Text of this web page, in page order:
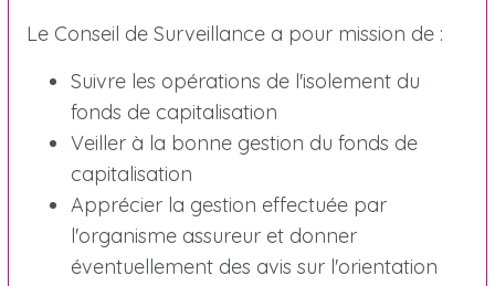
Le Conseil de Surveillance a pour mission de :
Suivre les opérations de l'isolement du
fonds de capitalisation
Veiller à la bonne gestion du fonds de
capitalisation
Apprécier la gestion effectuée par
l'organisme assureur et donner
éventuellement des avis sur l'orientation